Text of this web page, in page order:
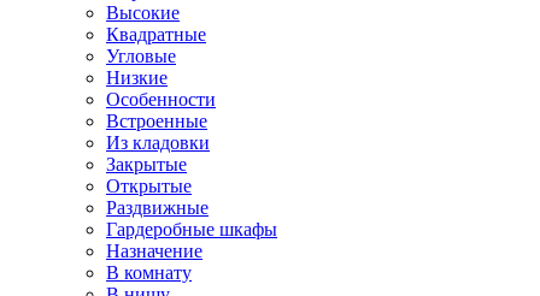
Высокие
Квадратные
Угловые
Низкие
Особенности
Встроенные
Из кладовки
Закрытые
Открытые
Раздвижные
Гардеробные шкафы
Назначение
В комнату